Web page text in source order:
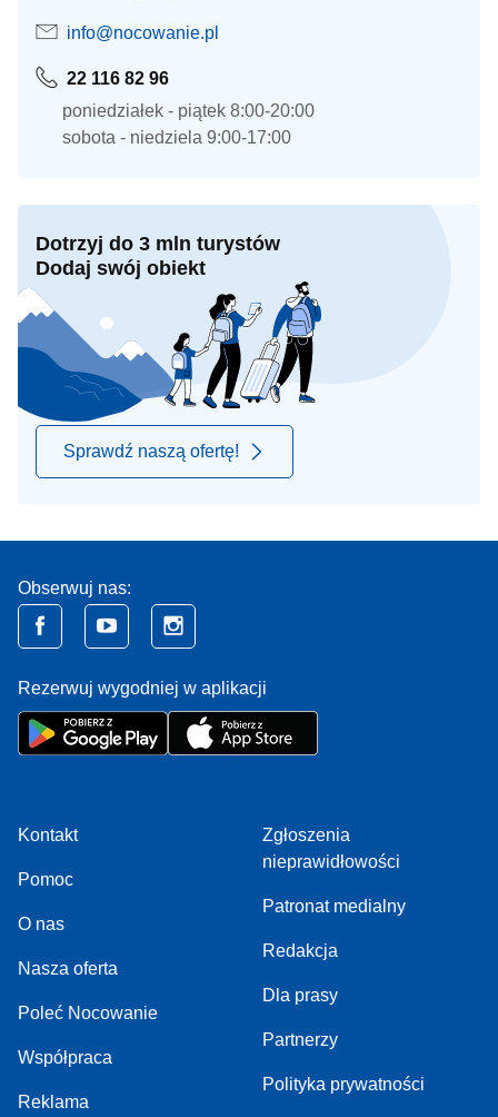
info@nocowanie.pl
22 116 82 96
poniedziałek - piątek 8:00-20:00
sobota - niedziela 9:00-17:00
Dotrzyj do 3 mln turystów
Dodaj swój obiekt
Sprawdź naszą ofertę!
Obserwuj nas:
Rezerwuj wygodniej w aplikacji
Kontakt
Pomoc
O nas
Nasza oferta
Poleć Nocowanie
Współpraca
Reklama
Zgłoszenia
nieprawidłowości
Patronat medialny
Redakcja
Dla prasy
Partnerzy
Polityka prywatności